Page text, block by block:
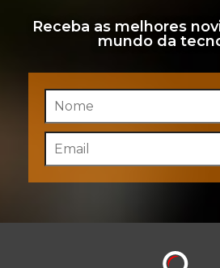
Receba as melhores
mundo da